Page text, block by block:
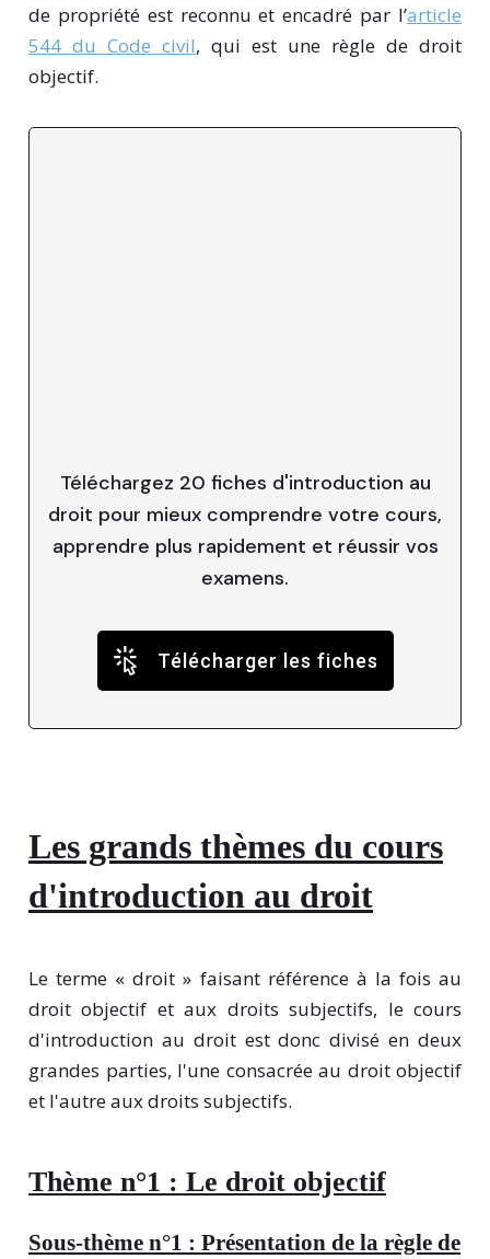
de propriété est reconnu et encadré par l’article
544 du Code civil, qui est une règle de droit
objectif.
Téléchargez 20 fiches d'introduction au
droit pour mieux comprendre votre cours,
apprendre plus rapidement et réussir vos
examens.
Télécharger les fiches
Les grands thèmes du cours
d'introduction au droit
Le terme « droit » faisant référence à la fois au
droit objectif et aux droits subjectifs, le cours
d'introduction au droit est donc divisé en deux
grandes parties, l'une consacrée au droit objectif
et l'autre aux droits subjectifs.
Thème n°1 : Le droit objectif
Sous-thème n°1 : Présentation de la règle de